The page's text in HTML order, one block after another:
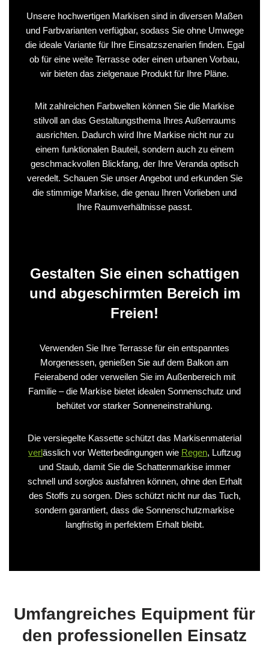
Unsere hochwertigen Markisen sind in diversen Maßen
und Farbvarianten verfügbar, sodass Sie ohne Umwege
die ideale Variante für Ihre Einsatzszenarien finden. Egal
ob für eine weite Terrasse oder einen urbanen Vorbau,
wir bieten das zielgenaue Produkt für Ihre Pläne.
Mit zahlreichen Farbwelten können Sie die Markise
stilvoll an das Gestaltungsthema Ihres Außenraums
ausrichten. Dadurch wird Ihre Markise nicht nur zu
einem funktionalen Bauteil, sondern auch zu einem
geschmackvollen Blickfang, der Ihre Veranda optisch
veredelt. Schauen Sie unser Angebot und erkunden Sie
die stimmige Markise, die genau Ihren Vorlieben und
Ihre Raumverhältnisse passt.
Gestalten Sie einen schattigen
und abgeschirmten Bereich im
Freien!
Verwenden Sie Ihre Terrasse für ein entspanntes
Morgenessen, genießen Sie auf dem Balkon am
Feierabend oder verweilen Sie im Außenbereich mit
Familie – die Markise bietet idealen Sonnenschutz und
behütet vor starker Sonneneinstrahlung.
Die versiegelte Kassette schützt das Markisenmaterial
verlässlich vor Wetterbedingungen wie Regen, Luftzug
und Staub, damit Sie die Schattenmarkise immer
schnell und sorglos ausfahren können, ohne den Erhalt
des Stoffs zu sorgen. Dies schützt nicht nur das Tuch,
sondern garantiert, dass die Sonnenschutzmarkise
langfristig in perfektem Erhalt bleibt.
Umfangreiches Equipment für
den professionellen Einsatz